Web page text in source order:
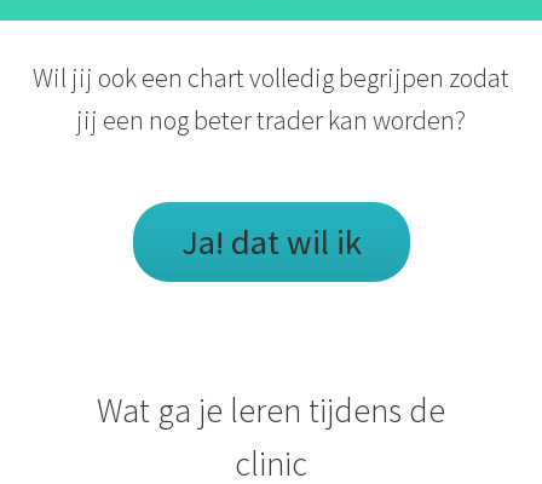
Wil jij ook een chart volledig begrijpen zodat
jij een nog beter trader kan worden?
Ja! dat wil ik
Wat ga je leren tijdens de
clinic